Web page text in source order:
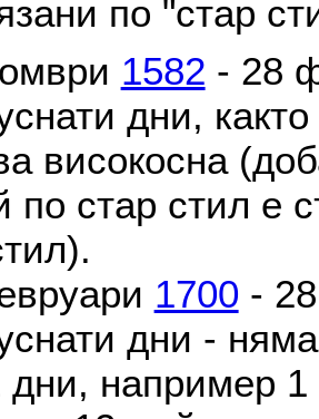
по "стар
1582 - 28
дни,
високосна
по стар стил е
1700 -
дни -
дни, например